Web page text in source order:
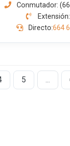
Conmutador:
Extensión:
Directo:664
5 ...